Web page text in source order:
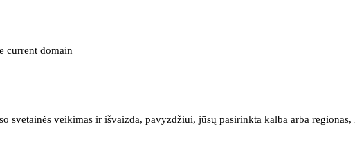
current domain
svetainės veikimas ir išvaizda, pavyzdžiui, jūsų pasirinkta kalba arba regionas,